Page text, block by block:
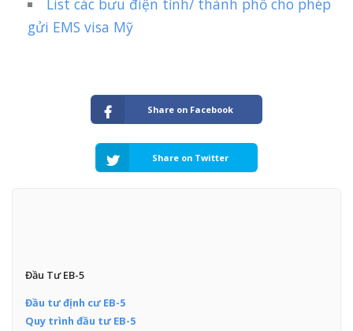
List các bưu điện tỉnh/ thành phố cho phép
gửi EMS visa Mỹ
Share on Facebook
Share on Twitter
Đầu Tư EB-5
Đầu tư định cư EB-5
Quy trình đầu tư EB-5